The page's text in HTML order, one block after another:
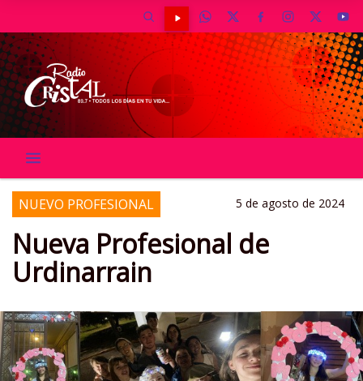
NUEVO PROFESIONAL 5 de agosto de 2024
Nueva Profesional de
Urdinarrain